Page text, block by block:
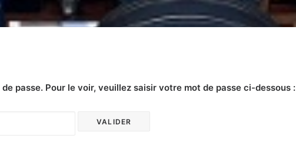
passe. Pour le voir, veuillez saisir votre mot de passe ci-dessous :